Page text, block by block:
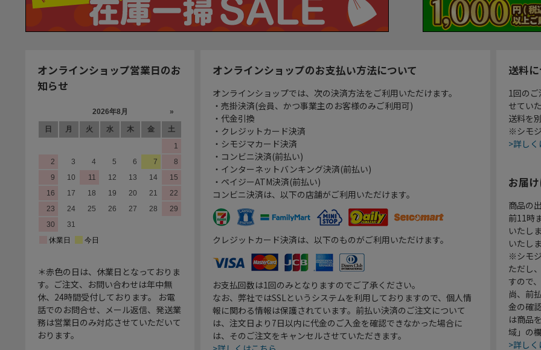
オンラインショップ営業日のお
知らせ
＊赤色の日は、休業日となっておりま
す。ご注文、お問い合わせは年中無
休、24時間受付しております。 お電
話でのお問合せ、メール返信、発送業
務は営業日のみ対応させていただいて
おります。
オンラインショップのお支払い方法について
オンラインショップでは、次の決済方法をご利用いただけます。
・売掛決済(会員、かつ事業主のお客様のみご利用可)
・代金引換
・クレジットカード決済
・シモジマカード決済
・コンビニ決済(前払い)
・インターネットバンキング決済(前払い)
・ペイジーATM決済(前払い)
コンビニ決済は、以下の店舗がご利用いただけます。
クレジットカード決済は、以下のものがご利用いただけます。
お支払回数は1回のみとなりますのでご了承ください。
なお、弊社ではSSLというシステムを利用しておりますので、個人情
報に関わる情報は保護されています。前払い決済のご注文について
は、注文日より7日以内に代金のご入金を確認できなかった場合に
は、そのご注文をキャンセルさせていただきます。
送料
1回の
せてい
送料を
※シモ
>詳しく
お届
商品の
前11時
いたし
いたしま
※シモ
ただし
すので
尚、前
金の確
は商品
域」の
>詳しく